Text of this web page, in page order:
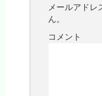
メールアド
ん。
コメント